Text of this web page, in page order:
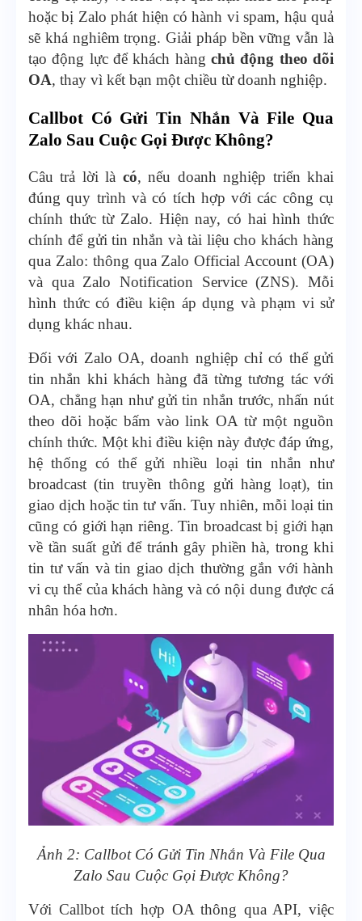
hoặc bị Zalo phát hiện có hành vi spam, hậu quả
sẽ khá nghiêm trọng. Giải pháp bền vững vẫn là
tạo động lực để khách hàng chủ động theo dõi
OA, thay vì kết bạn một chiều từ doanh nghiệp.
Callbot Có Gửi Tin Nhắn Và File Qua
Zalo Sau Cuộc Gọi Được Không?
Câu trả lời là có, nếu doanh nghiệp triển khai
đúng quy trình và có tích hợp với các công cụ
chính thức từ Zalo. Hiện nay, có hai hình thức
chính để gửi tin nhắn và tài liệu cho khách hàng
qua Zalo: thông qua Zalo Official Account (OA)
và qua Zalo Notification Service (ZNS). Mỗi
hình thức có điều kiện áp dụng và phạm vi sử
dụng khác nhau.
Đối với Zalo OA, doanh nghiệp chỉ có thể gửi
tin nhắn khi khách hàng đã từng tương tác với
OA, chẳng hạn như gửi tin nhắn trước, nhấn nút
theo dõi hoặc bấm vào link OA từ một nguồn
chính thức. Một khi điều kiện này được đáp ứng,
hệ thống có thể gửi nhiều loại tin nhắn như
broadcast (tin truyền thông gửi hàng loạt), tin
giao dịch hoặc tin tư vấn. Tuy nhiên, mỗi loại tin
cũng có giới hạn riêng. Tin broadcast bị giới hạn
về tần suất gửi để tránh gây phiền hà, trong khi
tin tư vấn và tin giao dịch thường gắn với hành
vi cụ thể của khách hàng và có nội dung được cá
nhân hóa hơn.
Ảnh 2: Callbot Có Gửi Tin Nhắn Và File Qua
Zalo Sau Cuộc Gọi Được Không?
Với Callbot tích hợp OA thông qua API, việc